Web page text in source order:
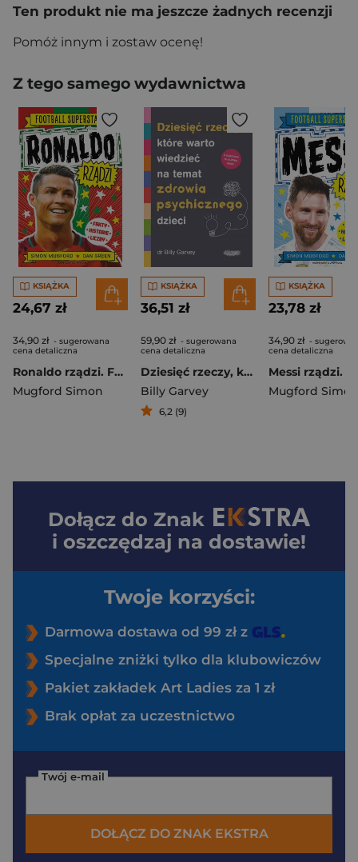
Ten produkt nie ma jeszcze żadnych recenzji
Pomóż innym i zostaw ocenę!
Z tego samego wydawnictwa
KSIĄŻKA
24,67 zł
34,90 zł - sugerowana
cena detaliczna
Ronaldo rządzi. Football superstars
Mugford Simon
KSIĄŻKA
36,51 zł
59,90 zł - sugerowana
cena detaliczna
Dziesięć rzeczy, które warto wiedzieć na temat zdrowia psychicznego dzieci
Billy Garvey
6,2 (9)
KSIĄŻKA
23,78 zł
34,90 zł -
cena detaliczna
Mugford Simon
Dołącz do Znak
i oszczędzaj na dostawie!
Twoje korzyści:
Darmowa dostawa od 99 zł z
Specjalne zniżki tylko dla klubowiczów
Pakiet zakładek Art Ladies za 1 zł
Brak opłat za uczestnictwo
Twój e-mail
DOŁĄCZ DO ZNAK EKSTRA